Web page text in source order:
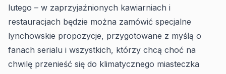
lutego – w zaprzyjaźnionych kawiarniach i
restauracjach będzie można zamówić specjalne
lynchowskie propozycje, przygotowane z myślą o
fanach serialu i wszystkich, którzy chcą choć na
chwilę przenieść się do klimatycznego miasteczka